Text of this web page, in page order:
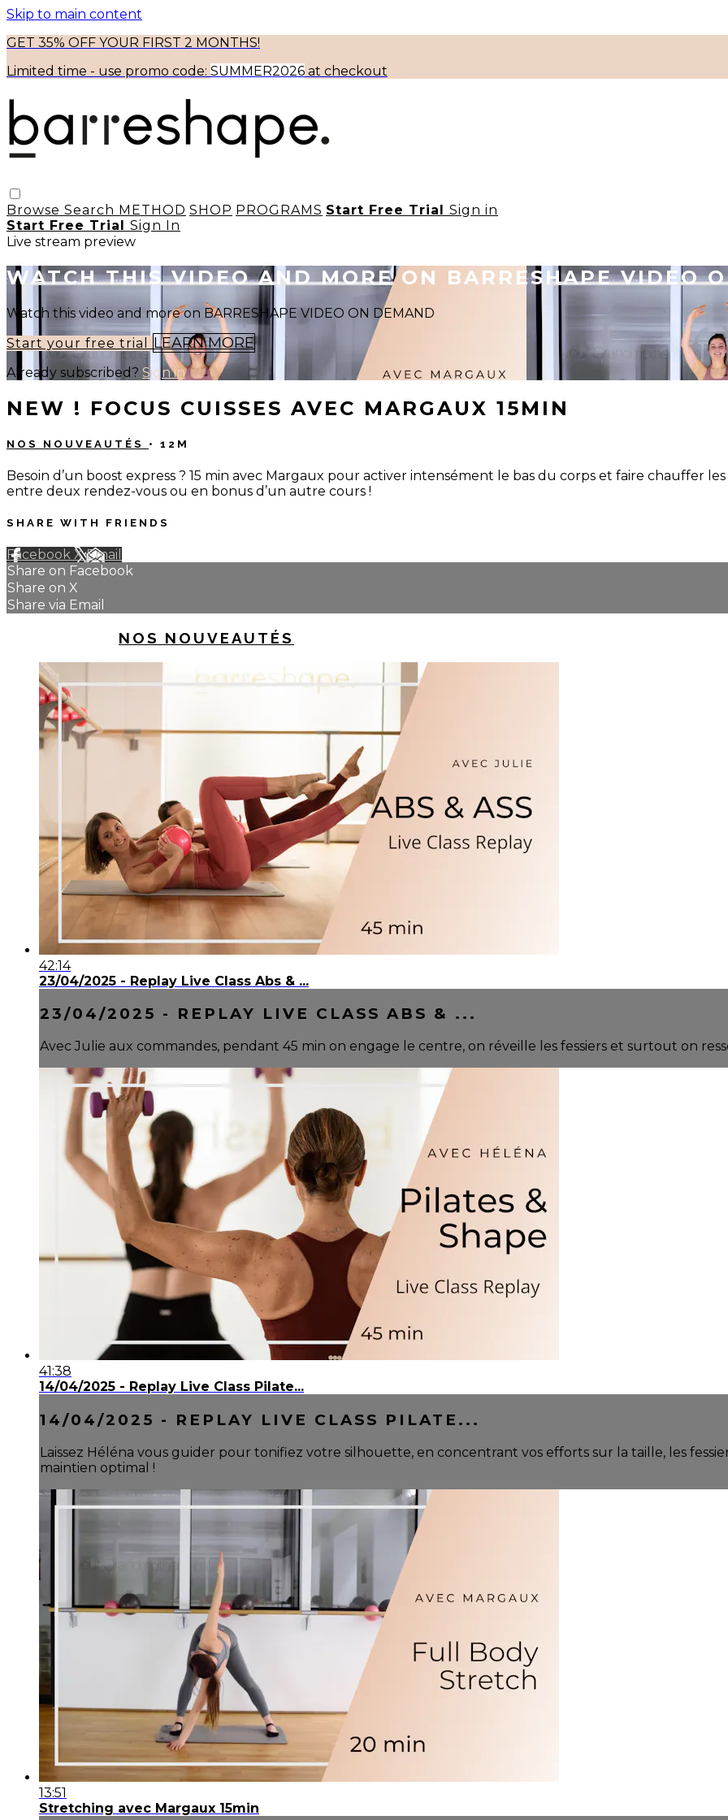
Skip to main content
GET 35% OFF YOUR FIRST 2 MONTHS!
Limited time - use promo code: SUMMER2026 at checkout
Browse Search METHOD SHOP PROGRAMS Start Free Trial Sign in
Start Free Trial Sign In
Live stream preview
WATCH THIS VIDEO AND MORE ON BARRESHAPE VIDEO
Watch this video and more on BARRESHAPE VIDEO ON DEMAND
Start your free trial
LEARN MORE
Already subscribed? Sign in
NEW ! FOCUS CUISSES AVEC MARGAUX 15MIN
NOS NOUVEAUTÉS • 12M
Besoin d’un boost express ? 15 min avec Margaux pour activer intensément le bas du corps et faire chauffer
entre deux rendez-vous ou en bonus d’un autre cours !
SHARE WITH FRIENDS
Facebook XEmail
Share on Facebook
Share on X
Share via Email
NOS NOUVEAUTÉS
42:14
23/04/2025 - Replay Live Class Abs & ...
23/04/2025 - REPLAY LIVE CLASS ABS & ...
Avec Julie aux commandes, pendant 45 min on engage le centre, on réveille les fessiers et surtout on
41:38
14/04/2025 - Replay Live Class Pilate...
14/04/2025 - REPLAY LIVE CLASS PILATE...
Laissez Héléna vous guider pour tonifiez votre silhouette, en concentrant vos efforts sur la taille, les
maintien optimal !
13:51
Stretching avec Margaux 15min